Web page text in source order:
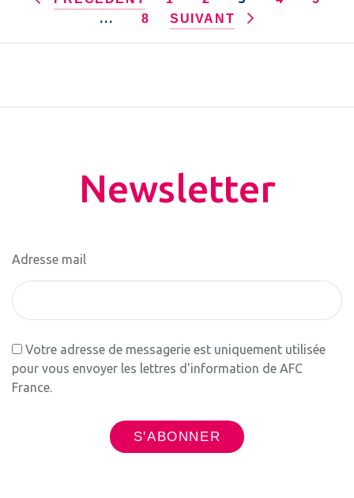
… 8 SUIVANT
Newsletter
Adresse mail
Votre adresse de messagerie est uniquement utilisée
pour vous envoyer les lettres d'information de AFC
France.